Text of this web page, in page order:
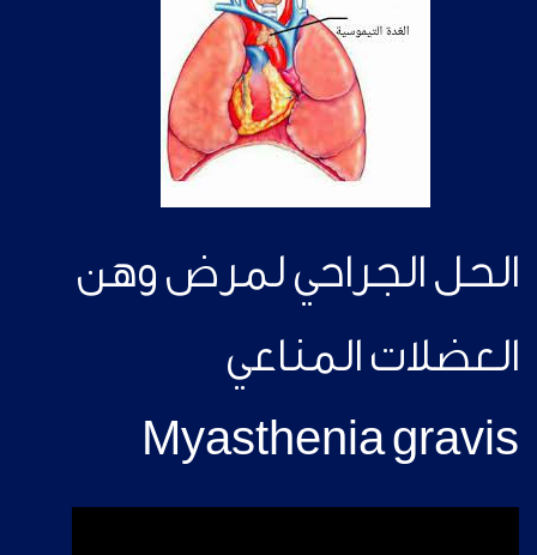
الحل الجراحي لمرض وهن
العضلات المناعي
Myasthenia gravis